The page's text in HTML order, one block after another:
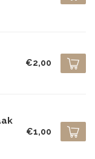
€2,00
€1,00